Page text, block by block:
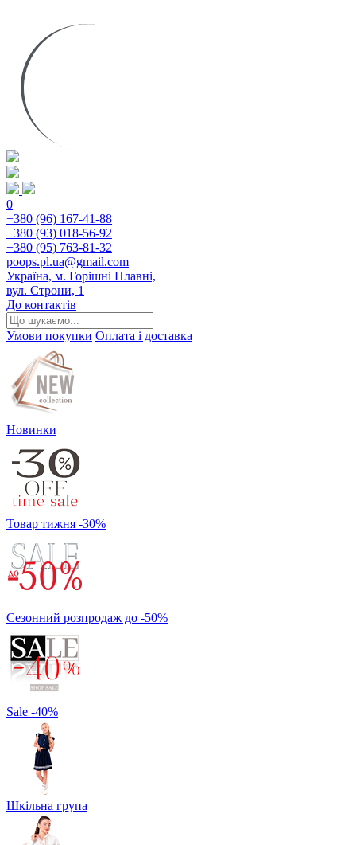
0
+380 (96) 167-41-88
+380 (93) 018-56-92
+380 (95) 763-81-32
poops.pl.ua@gmail.com
Україна, м. Горішні Плавні,
вул. Строни, 1
До контактів
Умови покупки Оплата і доставка
Новинки
Товар тижня -30%
Сезонний розпродаж до -50%
Sale -40%
Шкільна група